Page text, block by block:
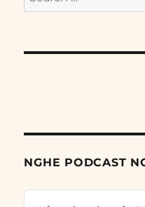
for:
NGHE PODCAST
Audio